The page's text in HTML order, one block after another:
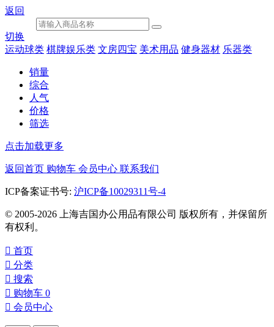
返回
切换
运动球类 棋牌娱乐类 文房四宝 美术用品 健身器材 乐器类
销量
综合
人气
价格
筛选
点击加载更多
返回首页 购物车 会员中心 联系我们
ICP备案证书号: 沪ICP备10029311号-4
© 2005-2026 上海吉国办公用品有限公司 版权所有，并保留所
有权利。
 首页
 分类
 搜索
 购物车 0
 会员中心